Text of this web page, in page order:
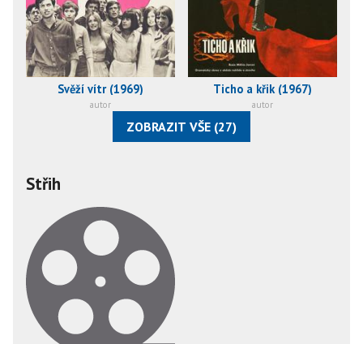
Svěží vítr (1969)
autor
Ticho a křik (1967)
autor
ZOBRAZIT VŠE (27)
Střih